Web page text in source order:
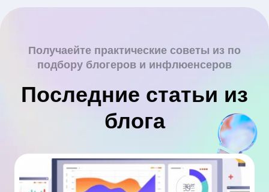
Получаейте практические советы из по
подбору блогеров и инфлюенсеров
Последние статьи из
блога